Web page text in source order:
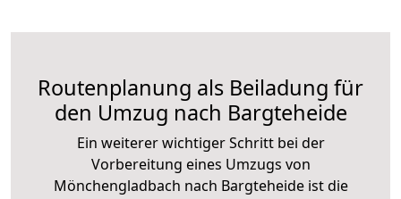
Routenplanung als Beiladung für
den Umzug nach Bargteheide
Ein weiterer wichtiger Schritt bei der
Vorbereitung eines Umzugs von
Mönchengladbach nach Bargteheide ist die